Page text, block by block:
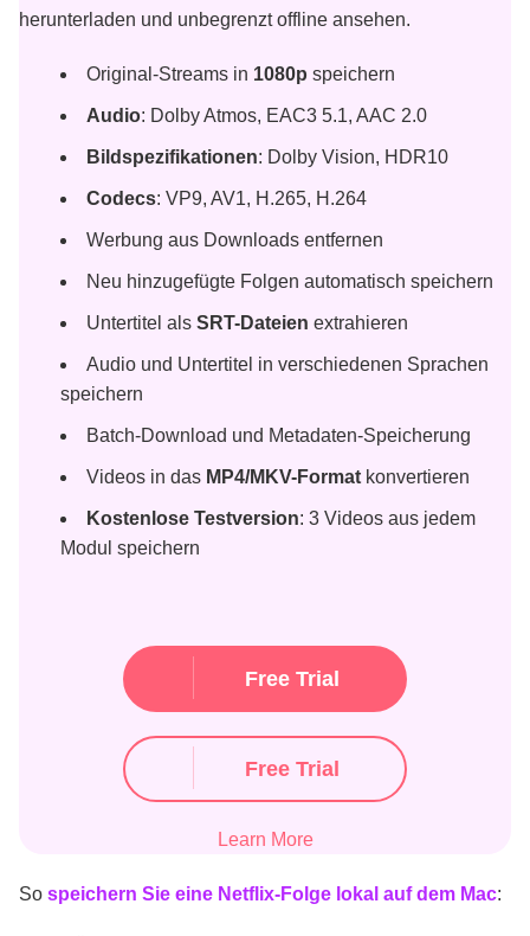
herunterladen und unbegrenzt offline ansehen.
Original-Streams in 1080p speichern
Audio: Dolby Atmos, EAC3 5.1, AAC 2.0
Bildspezifikationen: Dolby Vision, HDR10
Codecs: VP9, AV1, H.265, H.264
Werbung aus Downloads entfernen
Neu hinzugefügte Folgen automatisch speichern
Untertitel als SRT-Dateien extrahieren
Audio und Untertitel in verschiedenen Sprachen
speichern
Batch-Download und Metadaten-Speicherung
Videos in das MP4/MKV-Format konvertieren
Kostenlose Testversion: 3 Videos aus jedem
Modul speichern
Free Trial
Free Trial
Learn More
So speichern Sie eine Netflix-Folge lokal auf dem Mac: